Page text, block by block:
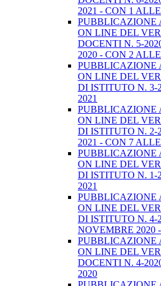
2021 - CON 1
PUBBLICAZIONE
ON LINE DEL
DOCENTI N. 5-
2020 - CON 2
PUBBLICAZIONE
ON LINE DEL
DI ISTITUTO N. 3-
2021
PUBBLICAZIONE
ON LINE DEL
DI ISTITUTO N. 2-
2021 - CON 7
PUBBLICAZIONE
ON LINE DEL
DI ISTITUTO N. 1-
2021
PUBBLICAZIONE
ON LINE DEL
DI ISTITUTO N. 4-
NOVEMBRE 2020
PUBBLICAZIONE
ON LINE DEL
DOCENTI N. 4-
2020